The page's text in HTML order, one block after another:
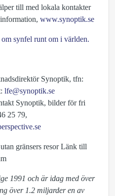
till med lokala kontakter
www.synoptik.se
synfel runt om i världen.
Synoptik, tfn:
lfe@synoptik.se
Synoptik, bilder för fri
25 79,
gränsers resor Länk till
1991 och är idag med över
över 1.2 miljarder en av